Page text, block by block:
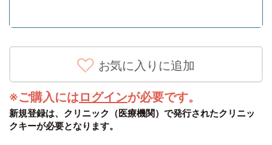
※ご購入にはログインが必要です。
新規登録は、クリニック（医療機関）で発行されたクリニッ
クキーが必要となります。